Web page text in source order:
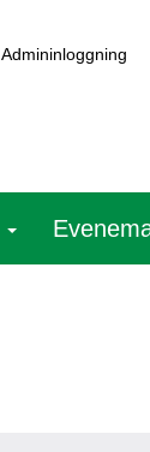
Admininloggning